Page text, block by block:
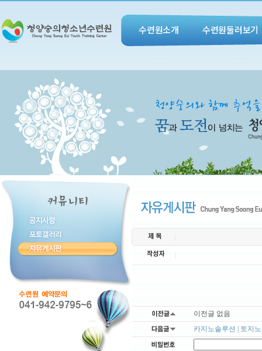
수련원소개 수련원둘러보기
이전글 없음
카지노솔루션 | 토지